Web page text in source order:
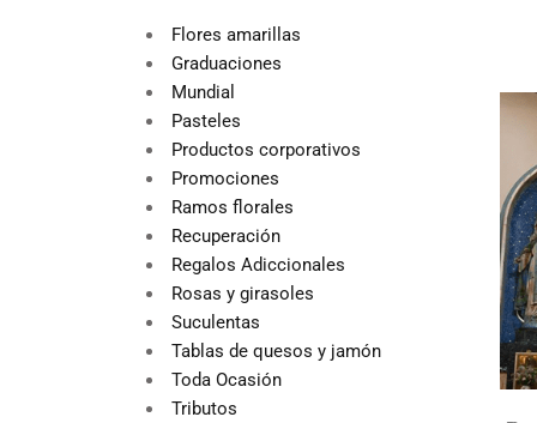
Flores amarillas
Graduaciones
Mundial
Pasteles
Productos corporativos
Promociones
Ramos florales
Recuperación
Regalos Adiccionales
Rosas y girasoles
Suculentas
Tablas de quesos y jamón
Toda Ocasión
Tributos